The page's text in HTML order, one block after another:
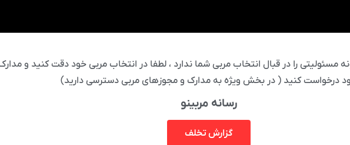
را در قبال انتخاب مربی شما ندارد ، لطفا در انتخاب مربی خود دقت کنید و مدارک
درخواست کنید ( در بخش ویژه به مدارک و مجوزهای مربی دسترسی دارید)
رسانه مربینو
گزارش تخلف